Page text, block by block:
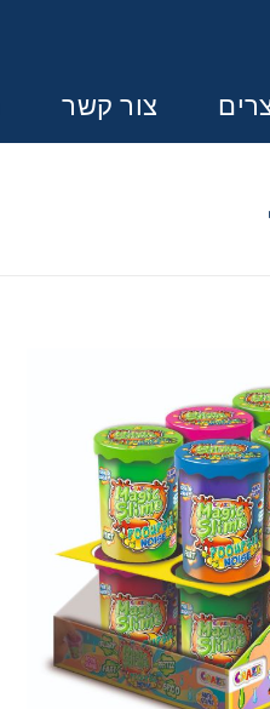
צור קשר
Contact form not
לקבל הצעת מחיר
תינוקות